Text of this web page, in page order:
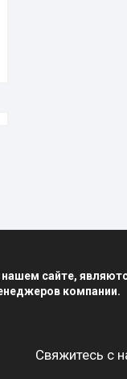
сайте,
компании.
Свяжитесь с